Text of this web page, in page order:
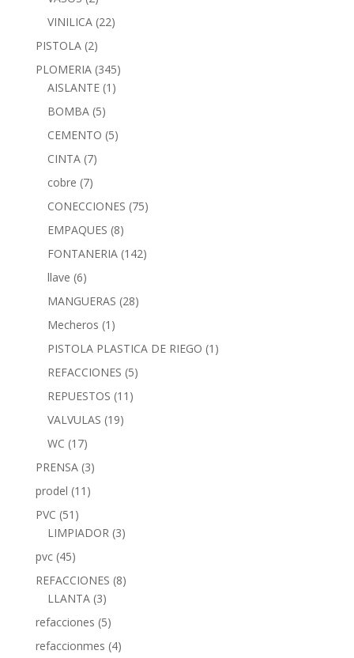
VINILICA (22)
PISTOLA (2)
PLOMERIA (345)
AISLANTE (1)
BOMBA (5)
CEMENTO (5)
CINTA (7)
cobre (7)
CONECCIONES (75)
EMPAQUES (8)
FONTANERIA (142)
llave (6)
MANGUERAS (28)
Mecheros (1)
PISTOLA PLASTICA DE RIEGO (1)
REFACCIONES (5)
REPUESTOS (11)
VALVULAS (19)
WC (17)
PRENSA (3)
prodel (11)
PVC (51)
LIMPIADOR (3)
pvc (45)
REFACCIONES (8)
LLANTA (3)
refacciones (5)
refaccionmes (4)